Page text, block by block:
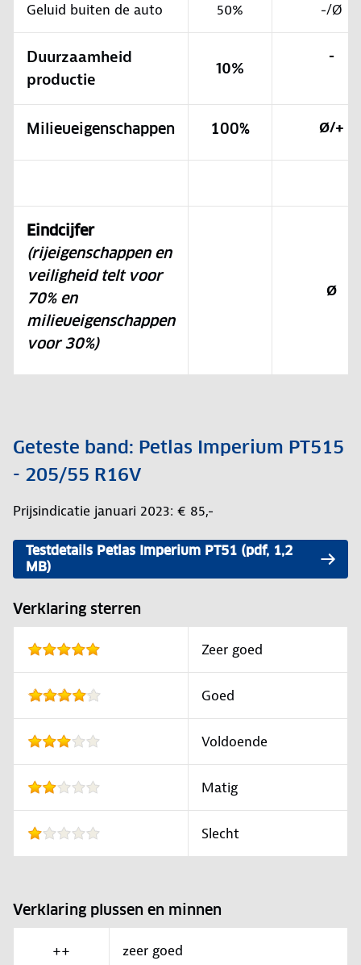
Geluid buiten de auto 50% -/Ø
Duurzaamheid
productie
10%
-
Milieueigenschappen 100% Ø/+
Eindcijfer
(rijeigenschappen en
veiligheid telt voor
70% en
milieueigenschappen
voor 30%)
Ø
Geteste band: Petlas Imperium PT515
- 205/55 R16V
Prijsindicatie januari 2023: € 85,-
Testdetails Petlas Imperium PT51 (pdf, 1,2
MB)
Verklaring sterren
Zeer goed
Goed
Voldoende
Matig
Slecht
Verklaring plussen en minnen
++ zeer goed